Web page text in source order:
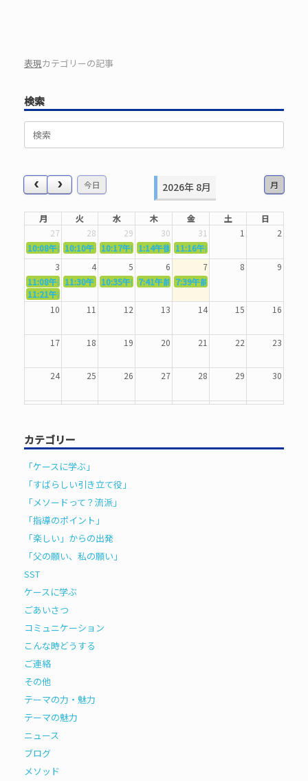
表現カテゴリーの記事
検索
今日 月
2026年 8月
月 火 水 木 金 土
日
27
28 29 30 31 1
2
10:08午前
5362．～国語力を〜
10:10午前5363．～自信を〜
10:17午前 5364．～信じて待つ〜
1:14午後 5365．～計画的に〜
11:16午前
3
4 5 6 7 8
9
11:08午前
5367．～機能を育てる〜
11:30午前5369．～歌唱造形〜
10:35午前 5370．～バランスを〜
7:41午前 5371．～漢字学習〜
7:39午前
11:21午前
10
11 12 13 14 15 16
17 18 19 20 21 22 23
24 25 26 27 28 29 30
31 1 2 3 4 5 6
カテゴリー
「ケースに学ぶ」
「すばらしい引き立て役」
「メソードって？流派」
「指導のポイント」
「楽しい」からの出発
「父の願い、私の願い」
SST
ケースに学ぶ
ごあいさつ
コミュニケーション
こんな時どうする
ご連絡
その他
テーマの力・魅力
テーマの魅力
ニュース
ブログ
メソッド